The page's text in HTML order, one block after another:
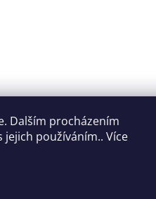
Dalším procházením
používáním.. Více